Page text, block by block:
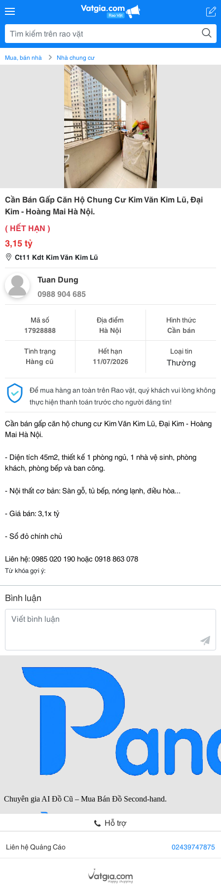
Mua, bán nhà Nhà chung cư
Cần Bán Gấp Căn Hộ Chung Cư Kim Văn Kim Lũ, Đại
Kim - Hoàng Mai Hà Nội.
( HẾT HẠN )
3,15 tỷ
Ct11 Kdt Kim Văn Kim Lũ
Tuan Dung
0988 904 685
Mã số
17928888
Địa điểm
Hà Nội
Hình thức
Cần bán
Tình trạng
Hàng cũ
Hết hạn
11/07/2026
Loại tin
Thường
Để mua hàng an toàn trên Rao vặt, quý khách vui lòng không
thực hiện thanh toán trước cho người đăng tin!
Cần bán gấp căn hộ chung cư Kim Văn Kim Lũ, Đại Kim - Hoàng
Mai Hà Nội.
- Diện tích 45m2, thiết kế 1 phòng ngủ, 1 nhà vệ sinh, phòng
khách, phòng bếp và ban công.
- Nội thất cơ bản: Sàn gỗ, tủ bếp, nóng lạnh, điều hòa...
- Giá bán: 3,1x tỷ
- Sổ đỏ chính chủ
Liên hệ: 0985 020 190 hoặc 0918 863 078
Từ khóa gợi ý:
Bình luận
Hỗ trợ
Liên hệ Quảng Cáo 02439747875